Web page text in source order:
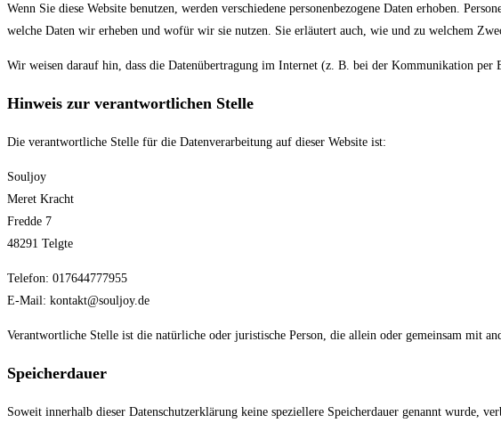
Wenn Sie diese Website benutzen, werden verschiedene personenbezogene Daten erhoben.
welche Daten wir erheben und wofür wir sie nutzen. Sie erläutert auch, wie und zu welchem
Wir weisen darauf hin, dass die Datenübertragung im Internet (z. B. bei der Kommunikation
Hinweis zur verantwortlichen Stelle
Die verantwortliche Stelle für die Datenverarbeitung auf dieser Website ist:
Souljoy
Meret Kracht
Fredde 7
48291 Telgte
Telefon: 017644777955
E-Mail: kontakt@souljoy.de
Verantwortliche Stelle ist die natürliche oder juristische Person, die allein oder gemeinsam mit
Speicherdauer
Soweit innerhalb dieser Datenschutzerklärung keine speziellere Speicherdauer genannt wurde,